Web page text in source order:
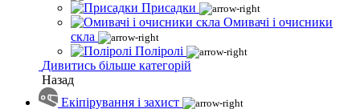
Присадки
Омивачі і очисники
скла
Поліролі
Дивитись більше категорій
Назад
Екіпірування і захист